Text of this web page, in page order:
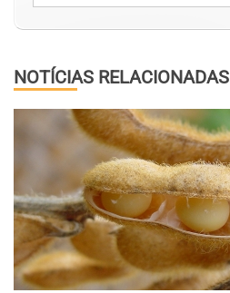
NOTÍCIAS RELACIONADAS